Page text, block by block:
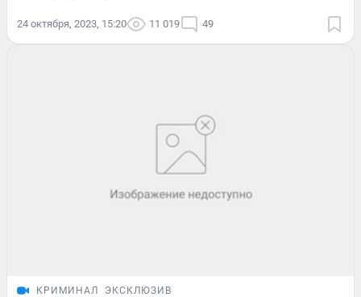
24 октября, 2023, 15:20 11 019 49
КРИМИНАЛ ЭКСКЛЮЗИВ